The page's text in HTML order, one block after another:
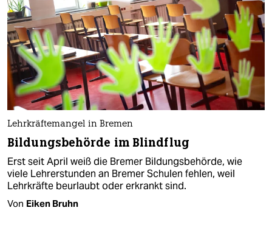
Lehrkräftemangel in Bremen
Bildungsbehörde im Blindflug
Erst seit April weiß die Bremer Bildungsbehörde, wie
viele Lehrerstunden an Bremer Schulen fehlen, weil
Lehrkräfte beurlaubt oder erkrankt sind.
Von Eiken Bruhn